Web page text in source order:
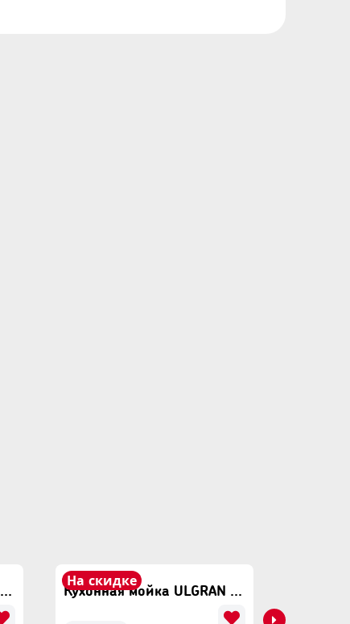
Кухонная мойка ULGRAN U-608 Серый
На скидке
Кухонная мойка ULGRAN U-608 Темно Серый